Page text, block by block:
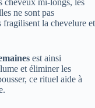
cheveux mi-longs, les
ne sont pas
fragilisent la chevelure et
est ainsi
et éliminer les
ce rituel aide à